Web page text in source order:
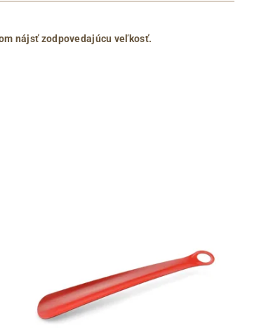
nájsť zodpovedajúcu veľkosť.